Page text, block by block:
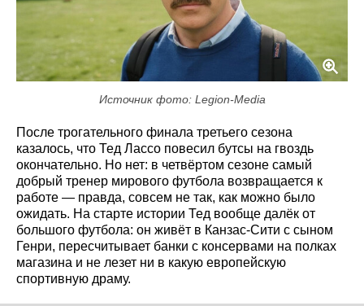
Источник фото: Legion-Media
После трогательного финала третьего сезона
казалось, что Тед Лассо повесил бутсы на гвоздь
окончательно. Но нет: в четвёртом сезоне самый
добрый тренер мирового футбола возвращается к
работе — правда, совсем не так, как можно было
ожидать. На старте истории Тед вообще далёк от
большого футбола: он живёт в Канзас-Сити с сыном
Генри, пересчитывает банки с консервами на полках
магазина и не лезет ни в какую европейскую
спортивную драму.